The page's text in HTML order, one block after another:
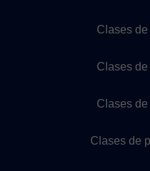
Clases
Clases
Clases
Clases de